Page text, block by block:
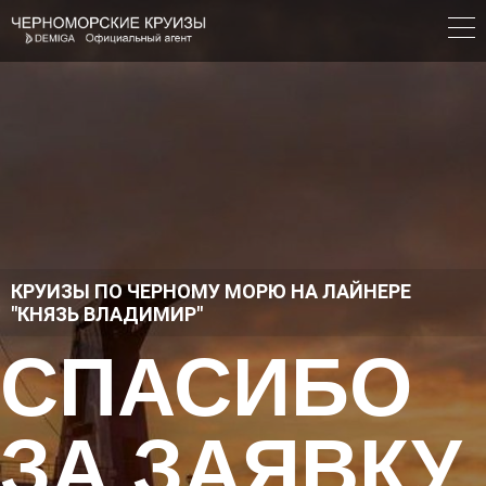
КРУИЗЫ ПО ЧЕРНОМУ МОРЮ НА ЛАЙНЕРЕ
"КНЯЗЬ ВЛАДИМИР"
СПАСИБО